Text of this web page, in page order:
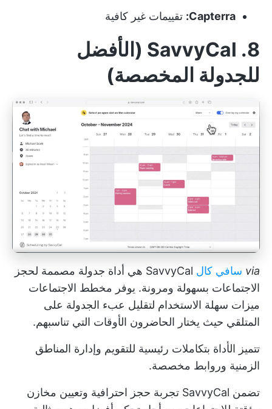
Capterra: تقييمات غير كافية
8. SavvyCal (الأفضل
للجدولة المخصصة)
via سافي كال
SavvyCal هي أداة جدولة مصممة لحجز
الاجتماعات بسهولة ومرونة. يوفر مخطط الاجتماعات
ميزات سهلة الاستخدام لتقليل عبء الجدولة على
المتلقي حيث يختار الحاضرون الأوقات التي تناسبهم.
تتميز الأداة بتكاملات رئيسية للتقويم وإدارة المناطق
الزمنية وروابط مخصصة.
تضمن SavvyCal تجربة حجز احترافية وتعيين مخازن